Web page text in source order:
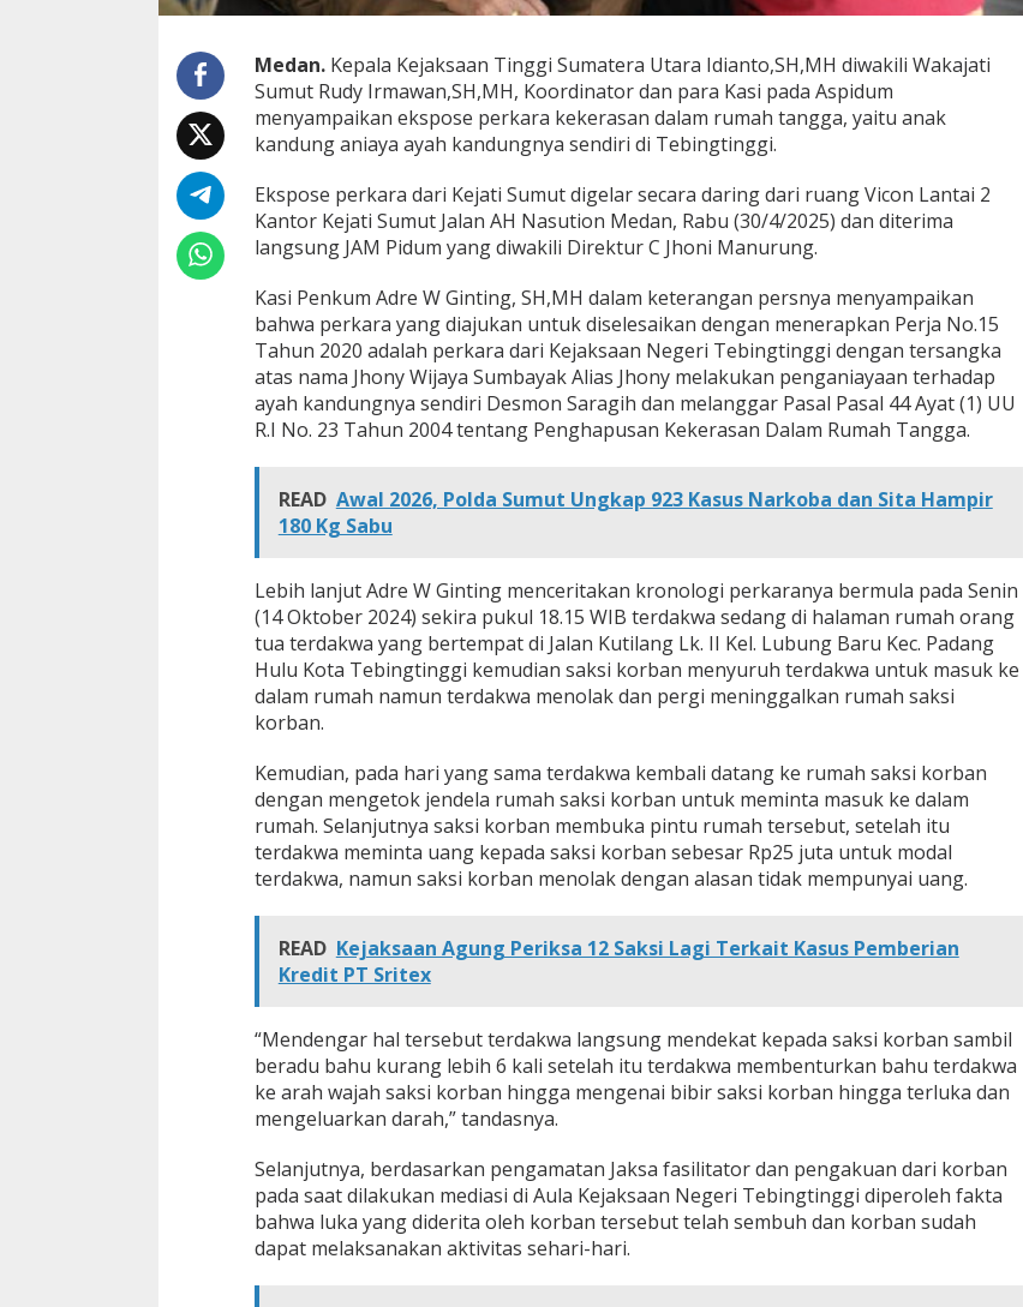
k
i
r
n
y
a
e
d
a
a
Medan.Kepala Kejaksaan Tinggi Sumatera Utara Idianto,SH,MH diwakili Wakajati
Sumut Rudy Irmawan,SH,MH, Koordinator dan para Kasi pada Aspidum
menyampaikan ekspose perkara kekerasan dalam rumah tangga, yaitu anak
kandung aniaya ayah kandungnya sendiri di Tebingtinggi.
Ekspose perkara dari Kejati Sumut digelar secara daring dari ruang Vicon Lantai 2
Kantor Kejati Sumut Jalan AH Nasution Medan, Rabu (30/4/2025) dan diterima
langsung JAM Pidum yang diwakili Direktur C Jhoni Manurung.
Kasi Penkum Adre W Ginting, SH,MH dalam keterangan persnya menyampaikan
bahwa perkara yang diajukan untuk diselesaikan dengan menerapkan Perja No.15
Tahun 2020 adalah perkara dari Kejaksaan Negeri Tebingtinggi dengan tersangka
atas nama Jhony Wijaya Sumbayak Alias Jhony melakukan penganiayaan terhadap
ayah kandungnya sendiri Desmon Saragih dan melanggar Pasal Pasal 44 Ayat (1) UU
R.I No. 23 Tahun 2004 tentang Penghapusan Kekerasan Dalam Rumah Tangga.
READ Awal 2026, Polda Sumut Ungkap 923 Kasus Narkoba dan Sita Hampir
180 Kg Sabu
Lebih lanjut Adre W Ginting menceritakan kronologi perkaranya bermula pada Senin
(14 Oktober 2024) sekira pukul 18.15 WIB terdakwa sedang di halaman rumah orang
tua terdakwa yang bertempat di Jalan Kutilang Lk. II Kel. Lubung Baru Kec. Padang
Hulu Kota Tebingtinggi kemudian saksi korban menyuruh terdakwa untuk masuk ke
dalam rumah namun terdakwa menolak dan pergi meninggalkan rumah saksi
korban.
Kemudian, pada hari yang sama terdakwa kembali datang ke rumah saksi korban
dengan mengetok jendela rumah saksi korban untuk meminta masuk ke dalam
rumah. Selanjutnya saksi korban membuka pintu rumah tersebut, setelah itu
terdakwa meminta uang kepada saksi korban sebesar Rp25 juta untuk modal
terdakwa, namun saksi korban menolak dengan alasan tidak mempunyai uang.
READ Kejaksaan Agung Periksa 12 Saksi Lagi Terkait Kasus Pemberian
Kredit PT Sritex
“Mendengar hal tersebut terdakwa langsung mendekat kepada saksi korban sambil
beradu bahu kurang lebih 6 kali setelah itu terdakwa membenturkan bahu terdakwa
ke arah wajah saksi korban hingga mengenai bibir saksi korban hingga terluka dan
mengeluarkan darah,” tandasnya.
Selanjutnya, berdasarkan pengamatan Jaksa fasilitator dan pengakuan dari korban
pada saat dilakukan mediasi di Aula Kejaksaan Negeri Tebingtinggi diperoleh fakta
bahwa luka yang diderita oleh korban tersebut telah sembuh dan korban sudah
dapat melaksanakan aktivitas sehari-hari.